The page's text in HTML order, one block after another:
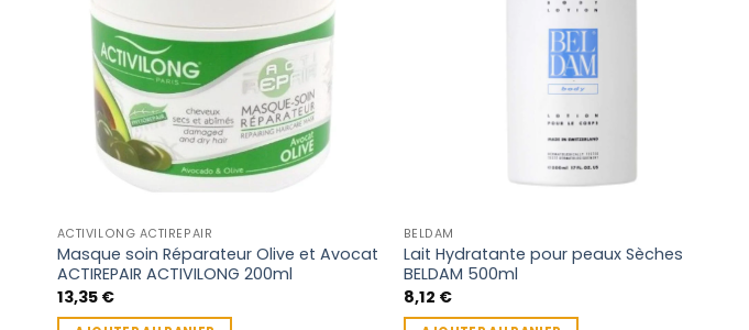
ACTIVILONG ACTIREPAIR
Masque soin Réparateur Olive et Avocat
ACTIREPAIR ACTIVILONG 200ml
13,35 €
BELDAM
Lait Hydratante pour peaux Sèches
BELDAM 500ml
8,12 €